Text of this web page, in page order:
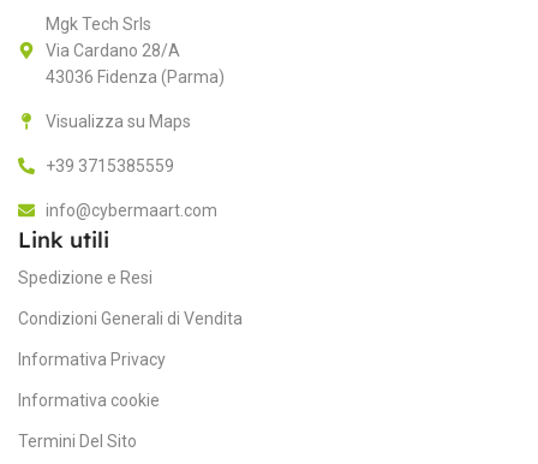
– 24GB RAM – 512GB SSD
SISTEMA OPERATIVO
PROCESSORE M4
DIMENSIONI SCHERMO
CONNETTIVITÀ
Mgk Tech Srls
Via Cardano 28/A
43036 Fidenza (Parma)
Visualizza su Maps
+39 3715385559
info@cybermaart.com
Link utili
Spedizione e Resi
Condizioni Generali di Vendita
Informativa Privacy
Informativa cookie
Termini Del Sito